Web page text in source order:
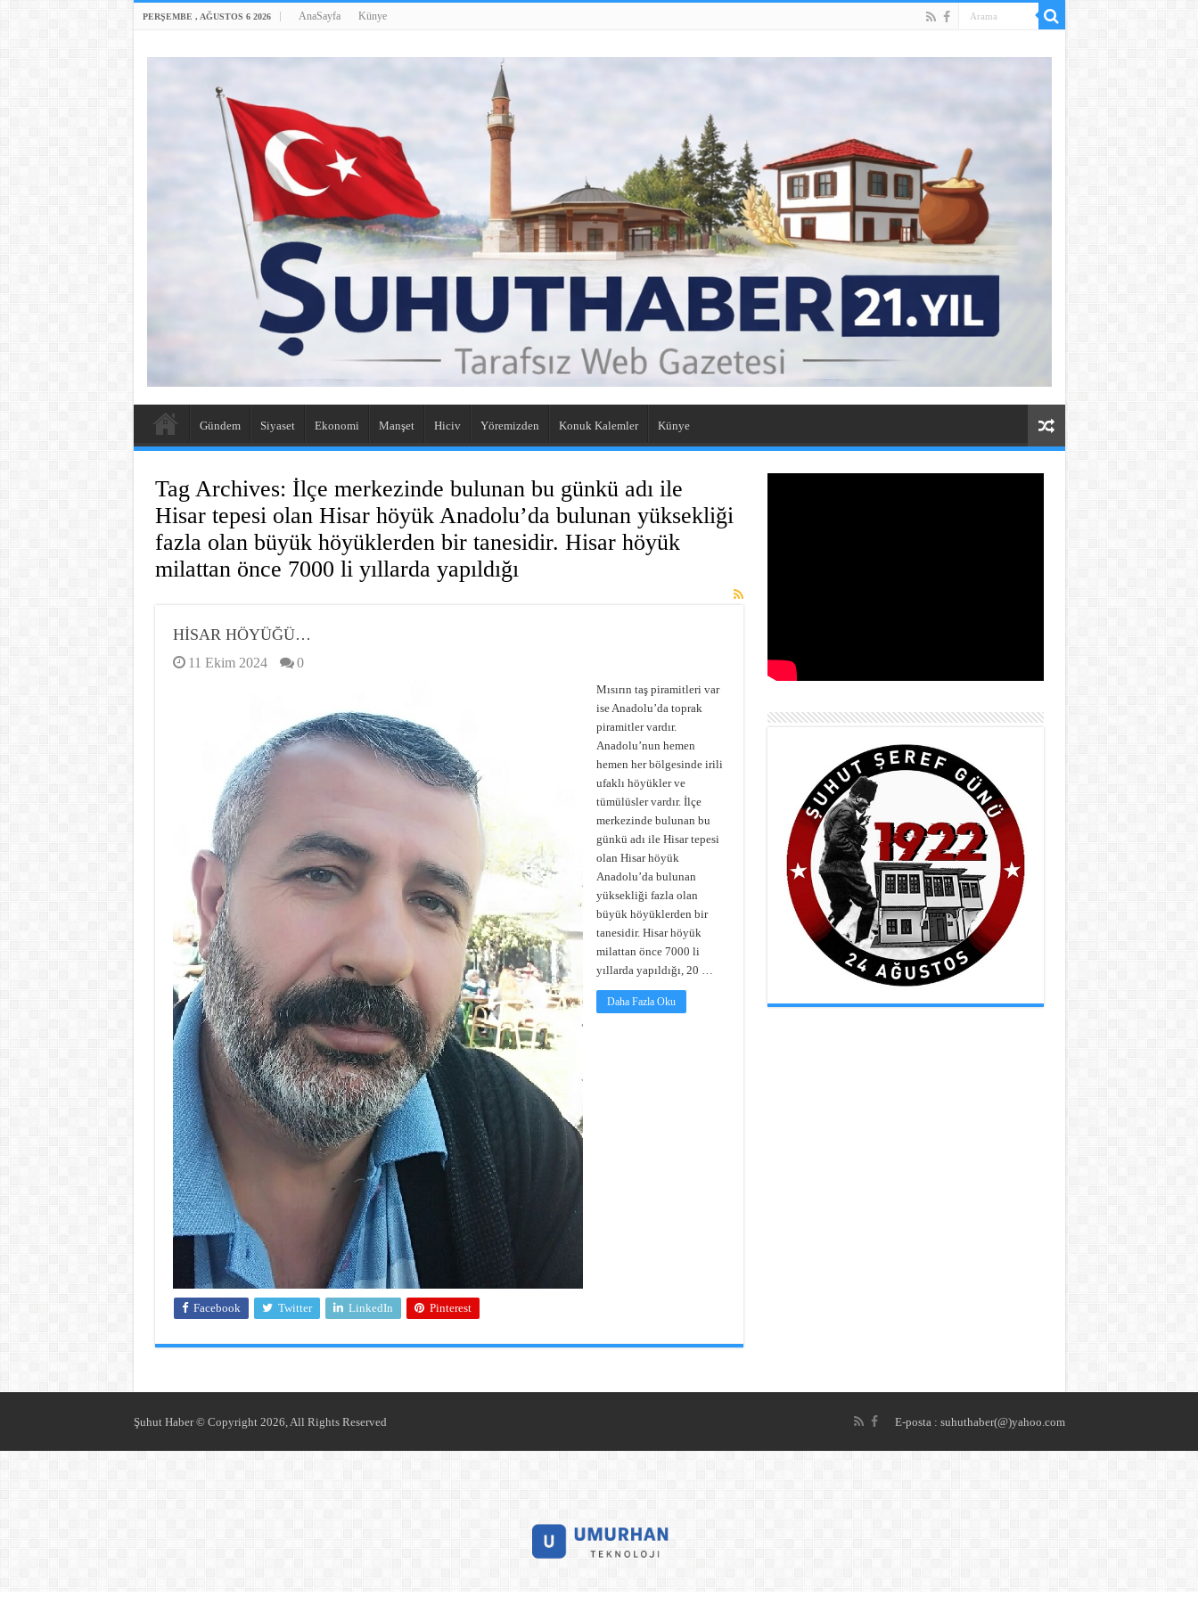
PERŞEMBE , AĞUSTOS 6 2026 AnaSayfa Künye
Gündem Siyaset Ekonomi Manşet Hiciv Yöremizden Konuk Kalemler Künye
Tag Archives: İlçe merkezinde bulunan bu günkü adı ile
Hisar tepesi olan Hisar höyük Anadolu’da bulunan yüksekliği
fazla olan büyük höyüklerden bir tanesidir. Hisar höyük
milattan önce 7000 li yıllarda yapıldığı
HİSAR HÖYÜĞÜ…
11 Ekim 2024 0
Mısırın taş piramitleri var
ise Anadolu’da toprak
piramitler vardır.
Anadolu’nun hemen
hemen her bölgesinde irili
ufaklı höyükler ve
tümülüsler vardır. İlçe
merkezinde bulunan bu
günkü adı ile Hisar tepesi
olan Hisar höyük
Anadolu’da bulunan
yüksekliği fazla olan
büyük höyüklerden bir
tanesidir. Hisar höyük
milattan önce 7000 li
yıllarda yapıldığı, 20 …
Daha Fazla Oku
Facebook Twitter LinkedIn Pinterest
E-posta : suhuthaber(@)yahoo.com
Şuhut Haber © Copyright 2026, All Rights Reserved